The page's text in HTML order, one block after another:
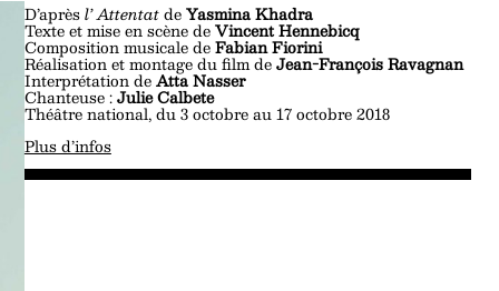
D’aprèsl’ AttentatdeYasmina Khadra
Texte et mise en scène deVincent Hennebicq
Composition musicale deFabian Fiorini
Réalisation et montage du film deJean-François Ravagnan
Interprétation deAtta Nasser
Chanteuse :Julie Calbete
Théâtre national, du 3 octobre au 17 octobre 2018
Plus d’infos